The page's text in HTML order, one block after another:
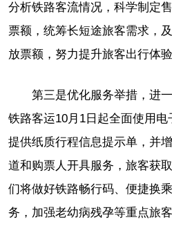
分析铁路客流情况，科学制定
票额，统筹长短途旅客需求，
放票额，努力提升旅客出行体验
第三是优化服务举措，进
铁路客运10月1日起全面使用
提供纸质行程信息提示单，并
道和购票人开具服务，旅客获
们将做好铁路畅行码、便捷换
务，加强老幼病残孕等重点旅